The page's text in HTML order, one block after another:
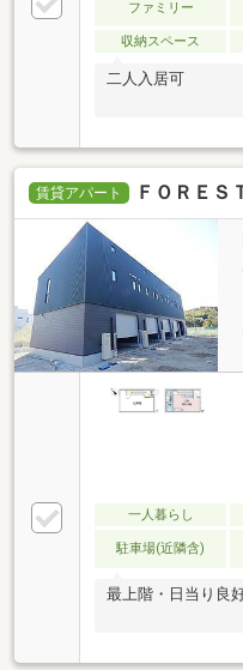
ファミリー
収納スペース
二人入居可
賃貸アパート ＦＯＲＥ
一人暮らし
駐車場(近隣含)
最上階・日当り良